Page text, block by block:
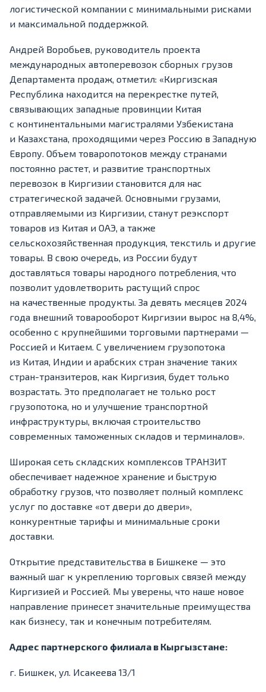
логистической компании с минимальными рисками
и максимальной поддержкой.
Андрей Воробьев, руководитель проекта
международных автоперевозок сборных грузов
Департамента продаж, отметил: «Киргизская
Республика находится на перекрестке путей,
связывающих западные провинции Китая
с континентальными магистралями Узбекистана
и Казахстана, проходящими через Россию в Западную
Европу. Объем товаропотоков между странами
постоянно растет, и развитие транспортных
перевозок в Киргизии становится для нас
стратегической задачей. Основными грузами,
отправляемыми из Киргизии, станут реэкспорт
товаров из Китая и ОАЭ, а также
сельскохозяйственная продукция, текстиль и другие
товары. В свою очередь, из России будут
доставляться товары народного потребления, что
позволит удовлетворить растущий спрос
на качественные продукты. За девять месяцев 2024
года внешний товарооборот Киргизии вырос на 8,4%,
особенно с крупнейшими торговыми партнерами —
Россией и Китаем. С увеличением грузопотока
из Китая, Индии и арабских стран значение таких
стран-транзитеров, как Киргизия, будет только
возрастать. Это предполагает не только рост
грузопотока, но и улучшение транспортной
инфраструктуры, включая строительство
современных таможенных складов и терминалов».
Широкая сеть складских комплексов ТРАНЗИТ
обеспечивает надежное хранение и быструю
обработку грузов, что позволяет полный комплекс
услуг по доставке «от двери до двери»,
конкурентные тарифы и минимальные сроки
доставки.
Открытие представительства в Бишкеке — это
важный шаг к укреплению торговых связей между
Киргизией и Россией. Мы уверены, что наше новое
направление принесет значительные преимущества
как бизнесу, так и конечным потребителям.
Адрес партнерского филиала в Кыргызстане:
г. Бишкек, ул. Исакеева 13/1